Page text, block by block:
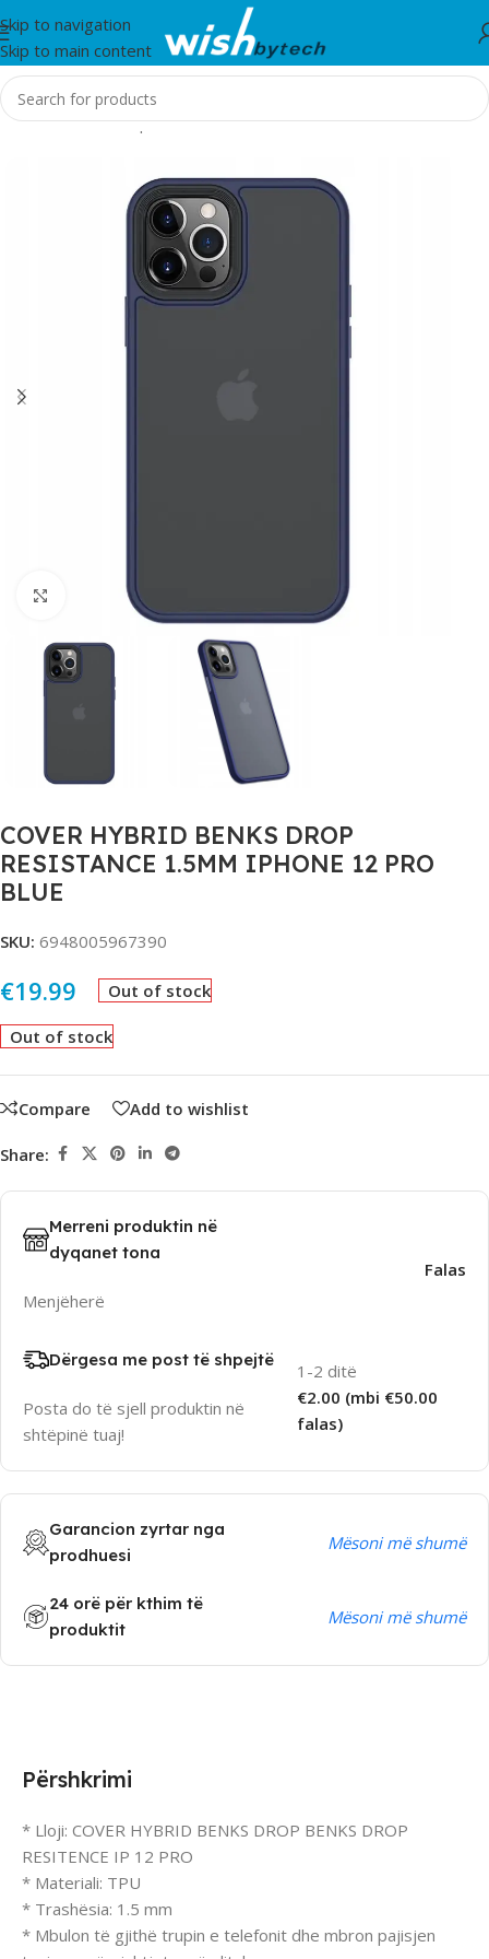
Skip to navigation
Skip to main content
Home/Aksesorë për mobil dhe IT
Click to enlarge
COVER HYBRID BENKS DROP
RESISTANCE 1.5MM IPHONE 12 PRO
BLUE
SKU: 6948005967390
€19.99 Out of stock
Out of stock
Compare Add to wishlist
Share:
Merreni produktin në
dyqanet tona
Menjëherë
Falas
Dërgesa me post të shpejtë
Posta do të sjell produktin në
shtëpinë tuaj!
1-2 ditë
€2.00 (mbi €50.00
falas)
Garancion zyrtar nga
prodhuesi
Mësoni më shumë
24 orë për kthim të
produktit
Mësoni më shumë
Përshkrimi
* Lloji: COVER HYBRID BENKS DROP BENKS DROP
RESITENCE IP 12 PRO
* Materiali: TPU
* Trashësia: 1.5 mm
* Mbulon të gjithë trupin e telefonit dhe mbron pajisjen